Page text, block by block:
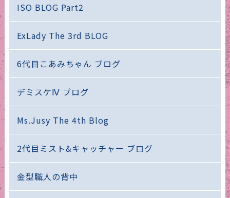
ISO BLOG Part2
ExLady The 3rd BLOG
6代目こあみちゃん ブログ
デミスケⅣ ブログ
Ms.Jusy The 4th Blog
2代目ミスト&キャッチャー ブログ
金型職人の背中